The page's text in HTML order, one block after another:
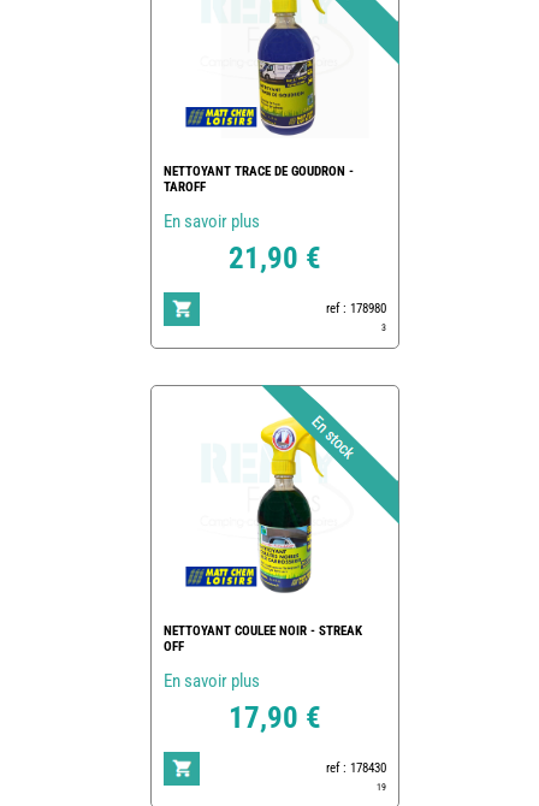
NETTOYANT TRACE DE GOUDRON -
TAROFF
En savoir plus
21,90 €
ref : 178980
3
NETTOYANT COULEE NOIR - STREAK
OFF
En savoir plus
17,90 €
ref : 178430
19